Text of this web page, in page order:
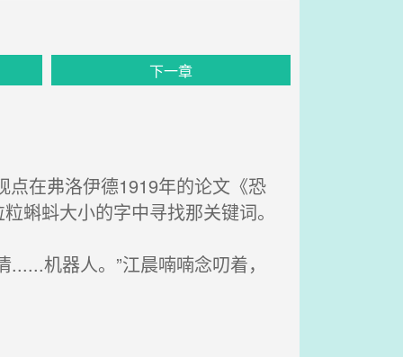
下一章
在弗洛伊德1919年的论文《恐
蝌蚪大小的字中寻找那关键词。
机器人。”江晨喃喃念叨着，